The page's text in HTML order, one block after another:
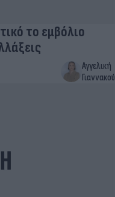
το εμβόλιο
Αγγελική
Γιαννακού